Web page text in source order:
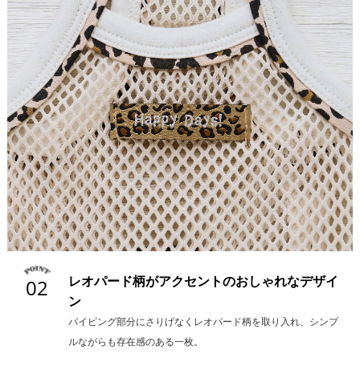
02
レオパード柄がアクセントのおしゃれなデザイ
ン
パイピング部分にさりげなくレオパード柄を取り入れ、シンプ
ルながらも存在感のある一枚。